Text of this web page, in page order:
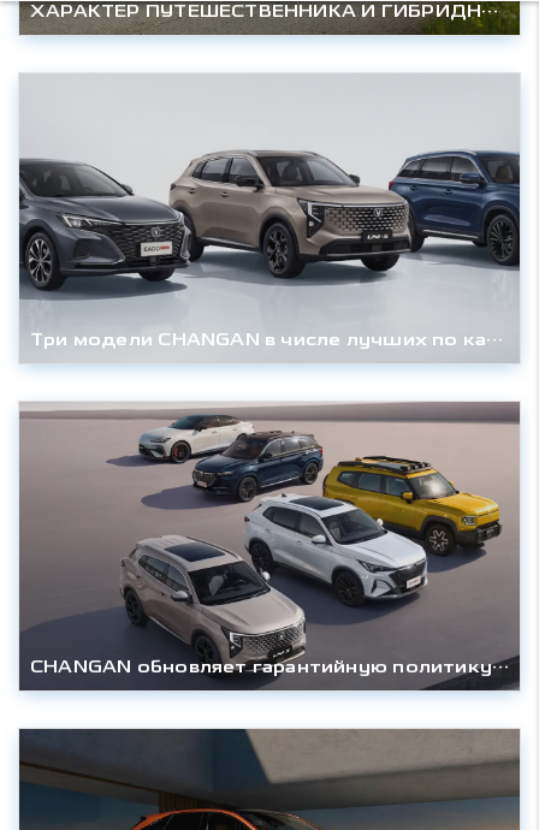
ХАРАКТЕР ПУТЕШЕСТВЕННИКА И ГИБРИДНАЯ МОЩЬ DEEPAL S07 УЖЕ В РОССИИ
Три модели CHANGAN в числе лучших по качеству в Китае по версии J.D. Power
CHANGAN обновляет гарантийную политику и регламент сервисного обслуживания в России